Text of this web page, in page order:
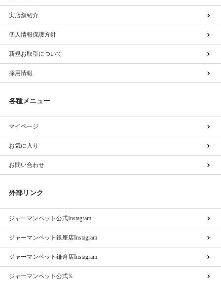
実店舗紹介
個人情報保護方針
新規お取引について
採用情報
各種メニュー
マイページ
お気に入り
お問い合わせ
外部リンク
ジャーマンペット公式Instagram
ジャーマンペット銀座店Instagram
ジャーマンペット鎌倉店Instagram
ジャーマンペット公式𝕏